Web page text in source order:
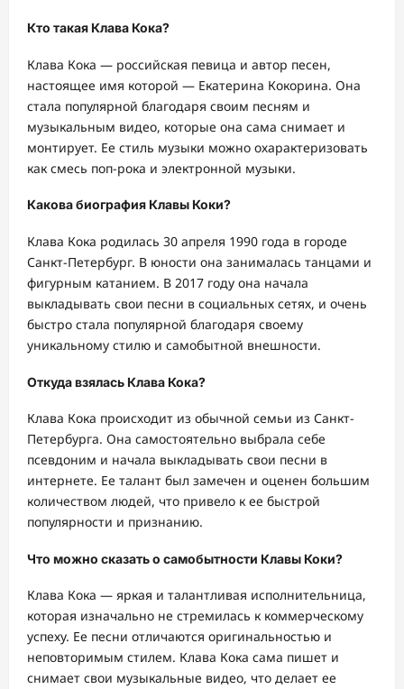
Кто такая Клава Кока?
Клава Кока — российская певица и автор песен,
настоящее имя которой — Екатерина Кокорина. Она
стала популярной благодаря своим песням и
музыкальным видео, которые она сама снимает и
монтирует. Ее стиль музыки можно охарактеризовать
как смесь поп-рока и электронной музыки.
Какова биография Клавы Коки?
Клава Кока родилась 30 апреля 1990 года в городе
Санкт-Петербург. В юности она занималась танцами и
фигурным катанием. В 2017 году она начала
выкладывать свои песни в социальных сетях, и очень
быстро стала популярной благодаря своему
уникальному стилю и самобытной внешности.
Откуда взялась Клава Кока?
Клава Кока происходит из обычной семьи из Санкт-
Петербурга. Она самостоятельно выбрала себе
псевдоним и начала выкладывать свои песни в
интернете. Ее талант был замечен и оценен большим
количеством людей, что привело к ее быстрой
популярности и признанию.
Что можно сказать о самобытности Клавы Коки?
Клава Кока — яркая и талантливая исполнительница,
которая изначально не стремилась к коммерческому
успеху. Ее песни отличаются оригинальностью и
неповторимым стилем. Клава Кока сама пишет и
снимает свои музыкальные видео, что делает ее